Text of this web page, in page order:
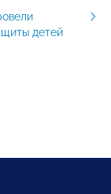
детей